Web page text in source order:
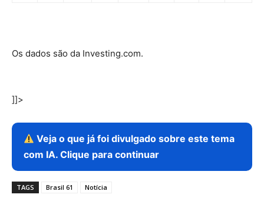
Os dados são da Investing.com.
]]>
Veja o que já foi divulgado sobre este tema
com IA. Clique para continuar
TAGS Brasil 61 Notícia